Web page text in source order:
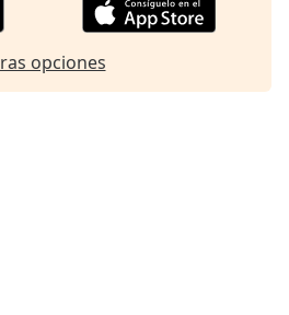
opciones